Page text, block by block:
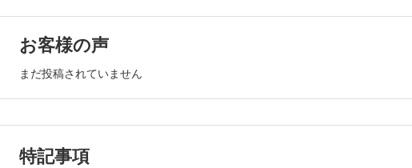
A. 総論 B. 症状・診断 C. 治療 D. 症例
A. 概念 B. 臨床的特徴 C. 画像所見 D. 病
F. 症例供覧 G. PIK3CAおよび関連疾患 お
C. 血管病変に対するレーザー治療のパラメーター
V．保存療法(圧迫・装具など)―結構，効きます！― 杠 俊介
A. 乳児血管腫に対する圧迫療法 B. 血管奇形に対する圧迫療法 C.
お客様の声
まだ投稿されていません
特記事項